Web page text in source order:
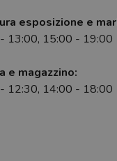
esposizione e
13:00, 15:00 - 19:00
e magazzino:
12:30, 14:00 - 18:00